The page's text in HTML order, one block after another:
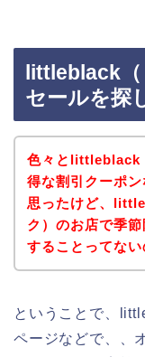
littleblack（
セールを探
色々とlittleblack
得な割引クーポ
思ったけど、
ク）のお店で季
することってない
ということで、
ページなどで、、